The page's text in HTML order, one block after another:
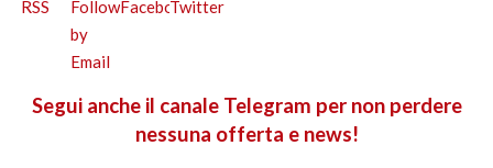
Segui anche il canale Telegram per non perdere
nessuna offerta e news!